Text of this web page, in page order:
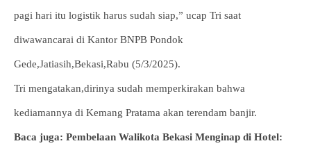
pagi hari itu logistik harus sudah siap,” ucap Tri saat
diwawancarai di Kantor BNPB Pondok
Gede,Jatiasih,Bekasi,Rabu (5/3/2025).
Tri mengatakan,dirinya sudah memperkirakan bahwa
kediamannya di Kemang Pratama akan terendam banjir.
Baca juga: Pembelaan Walikota Bekasi Menginap di Hotel: